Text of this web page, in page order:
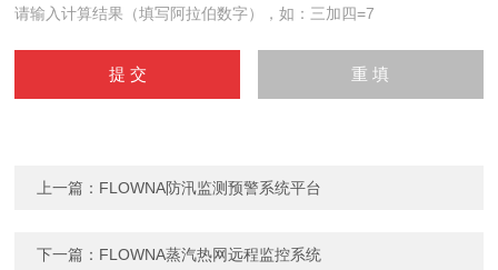
请输入计算结果（填写阿拉伯数字），如：三加四=7
上一篇： FLOWNA防汛监测预警系统平台
下一篇： FLOWNA蒸汽热网远程监控系统